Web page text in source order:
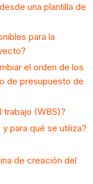
una plantilla de
para la
el orden de los
de presupuesto de
trabajo (WBS)?
para qué se utiliza?
de creación del